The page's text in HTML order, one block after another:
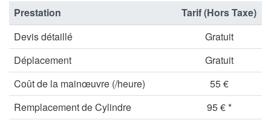
Prestation
Tarif (Hors Taxe)
Devis détaillé
Gratuit
Déplacement
Gratuit
Coût de la mainœuvre (/heure)
55 €
Remplacement de Cylindre
95 € *